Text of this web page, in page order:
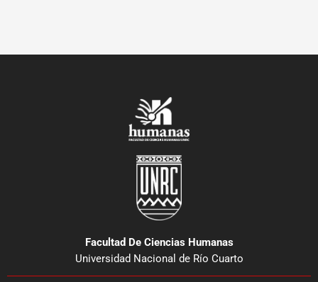
Facultad De Ciencias Humanas
Universidad Nacional de Río Cuarto